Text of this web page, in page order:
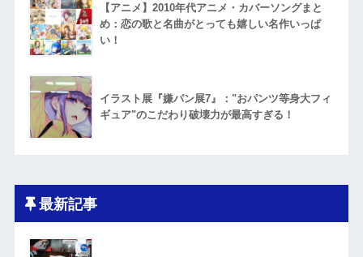
【アニメ】2010年代アニメ・カバーソングまと
め：恋の歌と名曲がとっても嬉しい名作いっぱ
い！
イラスト展『嫌パン展7』："おパンツ等身大フィ
ギュア"のこだわり破壊力が最高すぎる！
最新記事